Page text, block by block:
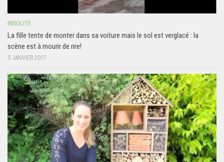
INSOLITE
La fille tente de monter dans sa voiture mais le sol est verglacé : la
scène est à mourir de rire!
5 JANVIER 2017